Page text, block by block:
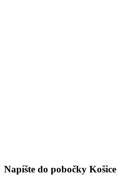
Napíšte do pobočky Košice